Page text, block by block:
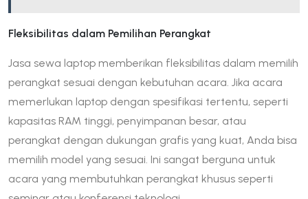
Fleksibilitas dalam Pemilihan Perangkat
Jasa sewa laptop memberikan fleksibilitas dalam memilih
perangkat sesuai dengan kebutuhan acara. Jika acara
memerlukan laptop dengan spesifikasi tertentu, seperti
kapasitas RAM tinggi, penyimpanan besar, atau
perangkat dengan dukungan grafis yang kuat, Anda bisa
memilih model yang sesuai. Ini sangat berguna untuk
acara yang membutuhkan perangkat khusus seperti